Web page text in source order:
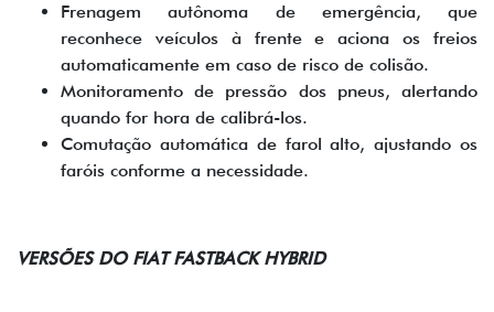
Frenagem autônoma de emergência, que
reconhece veículos à frente e aciona os freios
automaticamente em caso de risco de colisão.
Monitoramento de pressão dos pneus, alertando
quando for hora de calibrá-los.
Comutação automática de farol alto, ajustando os
faróis conforme a necessidade.
VERSÕES DO FIAT FASTBACK HYBRID